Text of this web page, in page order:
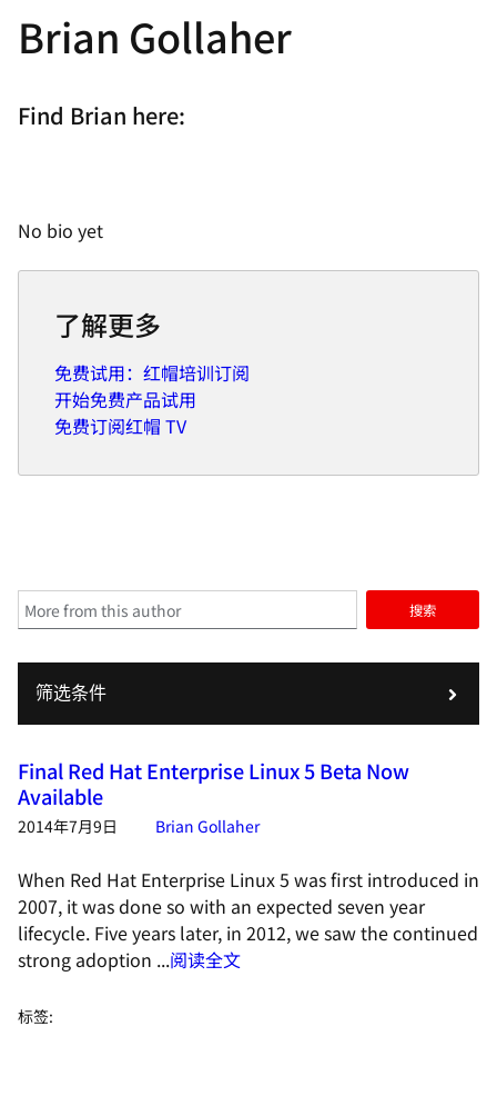
Brian Gollaher
Find Brian here:
No bio yet
了解更多
免费试用：红帽培训订阅
开始免费产品试用
免费订阅红帽 TV
搜索
筛选条件
Final Red Hat Enterprise Linux 5 Beta Now
Available
2014年7月9日 Brian Gollaher
When Red Hat Enterprise Linux 5 was first introduced in
2007, it was done so with an expected seven year
lifecycle. Five years later, in 2012, we saw the continued
strong adoption ...阅读全文
标签: